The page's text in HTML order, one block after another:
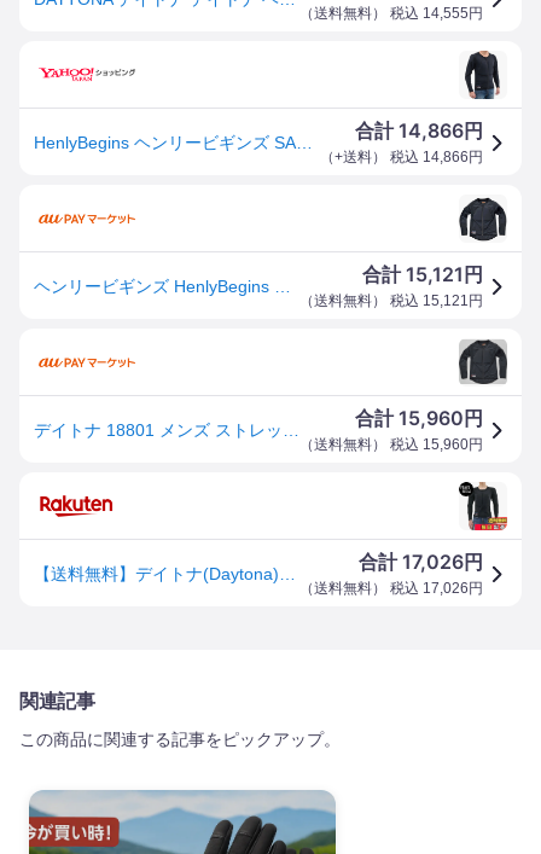
（送料無料） 税込 14,555 円
合計14,866円
（+送料） 税込 14,866 円
合計15,121 円
（送料無料） 税込 15,121 円
合計15,960 円
（送料無料） 税込 15,960円
合計17,026円
（送料無料） 税込 17,026 円
関連記事
この商品に関連する記事をピックアップ。